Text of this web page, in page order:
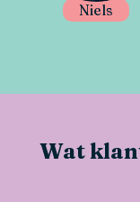
Niels
Wat